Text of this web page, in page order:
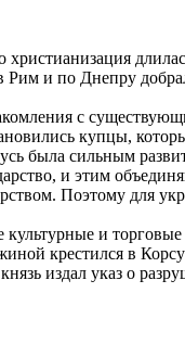
и по Днепру
с
купцы,
была сильным
и этим
Поэтому для
и торговые
крестился в
издал указ о